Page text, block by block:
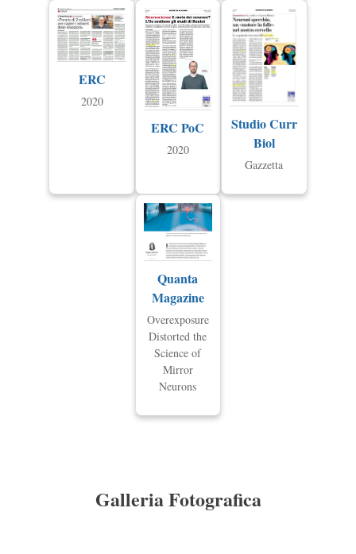
ERC
2020
ERC PoC
2020
Studio Curr
Biol
Gazzetta
Quanta
Magazine
Overexposure
Distorted the
Science of
Mirror
Neurons
Galleria Fotografica